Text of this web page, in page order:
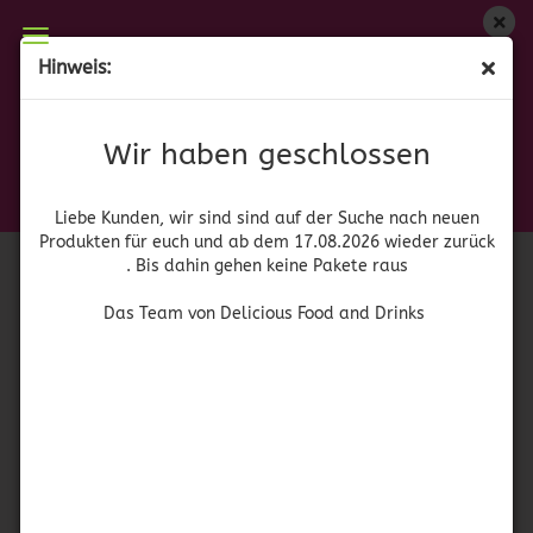
Hinweis:
Wir haben geschlossen
Liebe Kunden, wir sind sind auf der Suche nach neuen
Produkten für euch und ab dem 17.08.2026 wieder zurück
. Bis dahin gehen keine Pakete raus
Das Team von Delicious Food and Drinks
Wir haben geschlossen
zurück. Bis dahin gehen keine Pakete raus
Das Team von Delicious Food and Drinks
41582)
Dulce Mara